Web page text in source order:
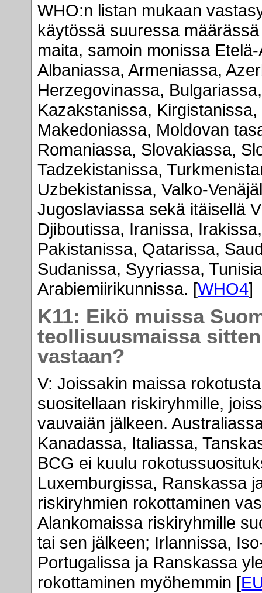
WHO:n listan mukaan
käytössä suuressa
maita, samoin monissa
Albaniassa, Armeniassa,
Herzegovinassa,
Kazakstanissa,
Makedoniassa, Moldovan
Romaniassa, Slovakiassa,
Tadzekistanissa,
Uzbekistanissa, Valko-
Jugoslaviassa sekä itäisellä
Djiboutissa, Iranissa,
Pakistanissa, Qatarissa,
Sudanissa, Syyriassa,
Arabiemiirikunnissa. [WHO4
K11: Eikö muissa
teollisuusmaissa
vastaan?
V: Joissakin maissa
suositellaan riskiryhmille,
vauvaiän jälkeen.
Kanadassa, Italiassa,
BCG ei kuulu
Luxemburgissa, Ranskassa
riskiryhmien rokottaminen
Alankomaissa riskiryhmille
tai sen jälkeen; Irlannissa,
Portugalissa ja Ranskassa
rokottaminen myöhemmin [